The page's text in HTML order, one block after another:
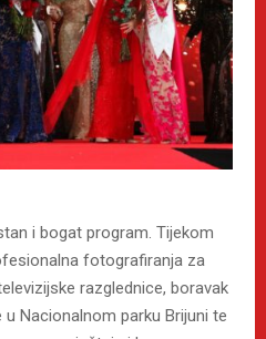
i bogat program. Tijekom
fotografiranja za
razglednice, boravak
Nacionalnom parku Brijuni te